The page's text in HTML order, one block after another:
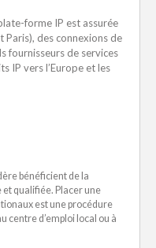
forme IP est assurée
Paris), des connexions de
fournisseurs de services
IP vers l’Europe et les
bénéficient de la
qualifiée. Placer une
est une procédure
centre d’emploi local ou à